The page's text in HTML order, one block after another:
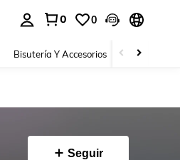
0 0
Bisutería Y Accesorios Zapatos
Seguir